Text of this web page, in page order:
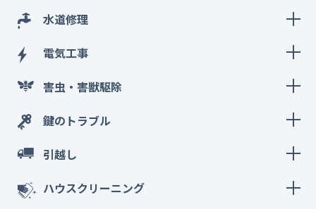
水道修理
電気工事
害虫・害獣駆除
鍵のトラブル
引越し
ハウスクリーニング